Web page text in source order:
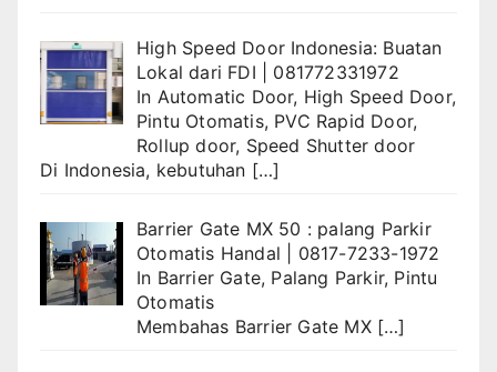
High Speed Door Indonesia: Buatan
Lokal dari FDI | 081772331972
In Automatic Door, High Speed Door,
Pintu Otomatis, PVC Rapid Door,
Rollup door, Speed Shutter door
Di Indonesia, kebutuhan […]
Barrier Gate MX 50 : palang Parkir
Otomatis Handal | 0817-7233-1972
In Barrier Gate, Palang Parkir, Pintu
Otomatis
Membahas Barrier Gate MX […]